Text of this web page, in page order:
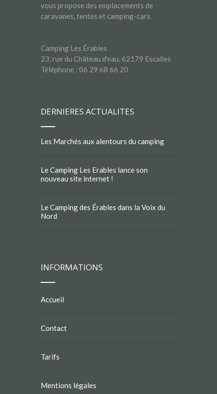
vous propose des emplacements de
caravanes, tentes et camping-cars.
Camping Les Érables
23, rue du Château d'eau, 62179 Escalles
Téléphone : 06 29 68 66 20
DERNIERES ACTUALITES
Les Marchés aux alentours du camping
Le Camping Les Erables lance son
nouveau site internet !
Le Camping des Érables dans la Voix du
Nord
INFORMATIONS
Accueil
Contact
Tarifs
Mentions légales